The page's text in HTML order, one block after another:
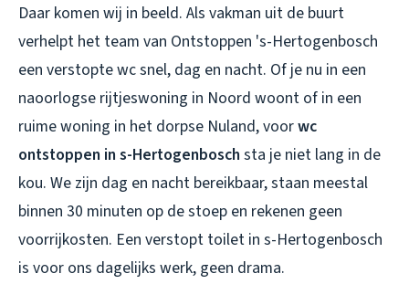
Daar komen wij in beeld. Als vakman uit de buurt
verhelpt het team van Ontstoppen 's-Hertogenbosch
een verstopte wc snel, dag en nacht. Of je nu in een
naoorlogse rijtjeswoning in Noord woont of in een
ruime woning in het dorpse Nuland, voorwc
ontstoppen in s-Hertogenbosch sta je niet lang in de
kou. We zijn dag en nacht bereikbaar, staan meestal
binnen 30 minuten op de stoep en rekenen geen
voorrijkosten. Een verstopt toilet in s-Hertogenbosch
is voor ons dagelijks werk, geen drama.